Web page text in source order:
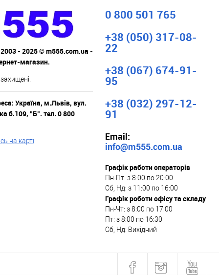
- 2025 © m555.com.ua -
магазин.
Україна, м.Львів, вул.
б.109, "Б". тел. 0 800
на карті
0 800 501 765
+38 (050) 317-08-
22
+38 (067) 674-91-
95
+38 (032) 297-12-
91
Email:
info@m555.com.ua
Графік работи операторів
Пн-Пт: з 8:00 по 20:00
Сб, Нд: з 11:00 по 16:00
Графік роботи офісу та складу
Пн-Чт: з 8:00 по 17:00
Пт: з 8:00 по 16:30
Сб, Нд: Вихідний